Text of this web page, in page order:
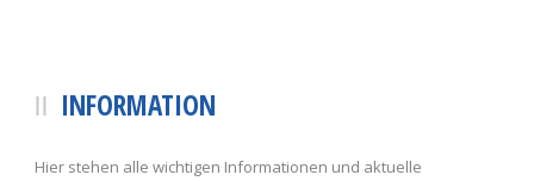
INFORMATION
Hier stehen alle wichtigen Informationen und aktuelle